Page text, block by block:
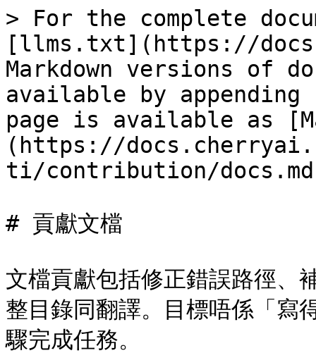
> For the complete
[llms.txt](https://
Markdown versions of
available by
page is available as
(https://
ti/contribution/
# 貢獻文檔
文檔貢獻包括修正錯誤路徑、
整目錄同翻譯。目標唔係「寫
驟完成任務。